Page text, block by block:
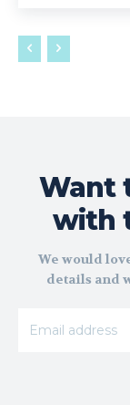
Want
with
We would
details and